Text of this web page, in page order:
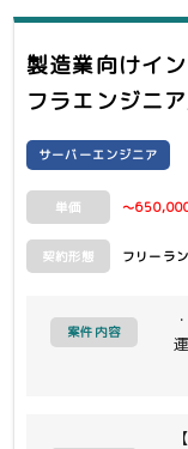
製造業向けイ
フラエンジニ
サーバーエンジニア
単価 ～
契約形態 フリーラ
案件内容